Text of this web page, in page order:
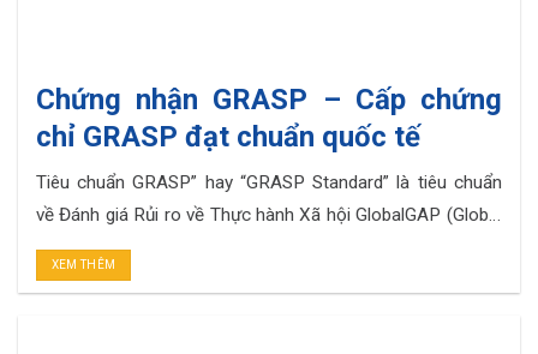
Chứng nhận GRASP – Cấp chứng
chỉ GRASP đạt chuẩn quốc tế
Tiêu chuẩn GRASP” hay “GRASP Standard” là tiêu chuẩn
về Đánh giá Rủi ro về Thực hành Xã hội GlobalGAP (Global
Risk Assessment for Social Practice) do tổ chức
GlobalGAP xây dựng. Dưới đây SPS xin được giới thiệu về
XEM THÊM